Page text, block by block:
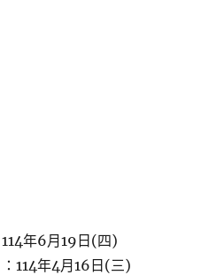
年6月19日(四)
114年4月16日(三)